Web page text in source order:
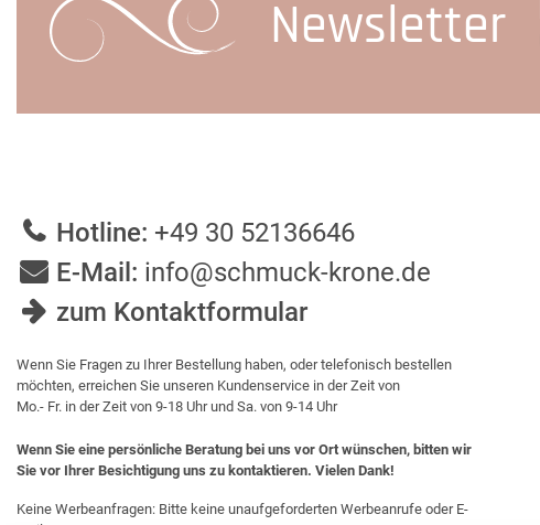
Newsletter
Hotline: +49 30 52136646
E-Mail: info@schmuck-krone.de
zum Kontaktformular
Wenn Sie Fragen zu Ihrer Bestellung haben, oder telefonisch bestellen
möchten, erreichen Sie unseren Kundenservice in der Zeit von
Mo.- Fr. in der Zeit von 9-18 Uhr und Sa. von 9-14 Uhr
Wenn Sie eine persönliche Beratung bei uns vor Ort wünschen, bitten wir
Sie vor Ihrer Besichtigung uns zu kontaktieren. Vielen Dank!
Keine Werbeanfragen: Bitte keine unaufgeforderten Werbeanrufe oder E-